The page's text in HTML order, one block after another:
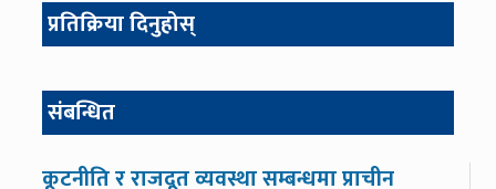
प्रतिक्रिया दिनुहोस्
संबन्धित
कूटनीति र राजदूत व्यवस्था सम्बन्धमा प्राचीन